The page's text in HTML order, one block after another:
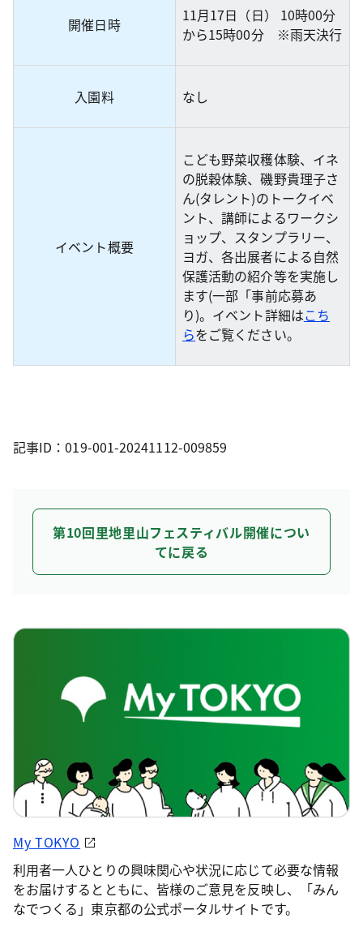
開催日時
11月17日（日） 10時00分
から15時00分 ※雨天決行
入園料 なし
イベント概要
こども野菜収穫体験、イネ
の脱穀体験、磯野貴理子さ
ん(タレント)のトークイベ
ント、講師によるワークシ
ョップ、スタンプラリー、
ヨガ、各出展者による自然
保護活動の紹介等を実施し
ます(一部「事前応募あ
り)。イベント詳細はこち
らをご覧ください。
記事ID：019-001-20241112-009859
第10回里地里山フェスティバル開催につい
てに戻る
My TOKYO
利用者一人ひとりの興味関心や状況に応じて必要な情報
をお届けするとともに、皆様のご意見を反映し、「みん
なでつくる」東京都の公式ポータルサイトです。